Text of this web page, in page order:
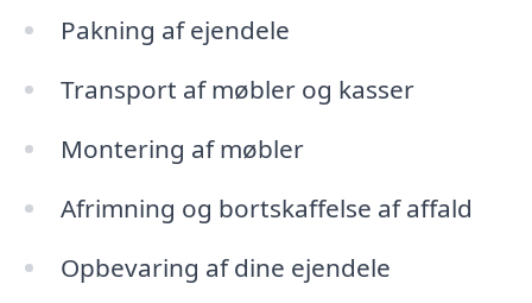
Pakning af ejendele
Transport af møbler og kasser
Montering af møbler
Afrimning og bortskaffelse af affald
Opbevaring af dine ejendele